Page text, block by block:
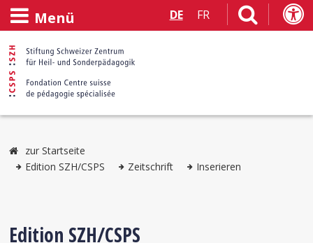
Menü DE FR
zur Startseite
Edition SZH/CSPS
Zeitschrift Inserieren
Edition SZH/CSPS